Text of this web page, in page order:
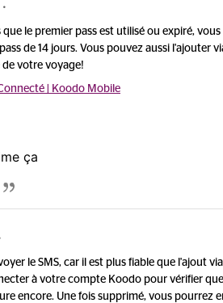
que le premier pass est utilisé ou expiré,
de 14 jours. Vous pouvez aussi l'ajouter
votre voyage!
| Koodo Mobile
ça
le SMS, car il est plus fiable que l'ajout
à votre compte Koodo pour vérifier
encore. Une fois supprimé, vous pourrez